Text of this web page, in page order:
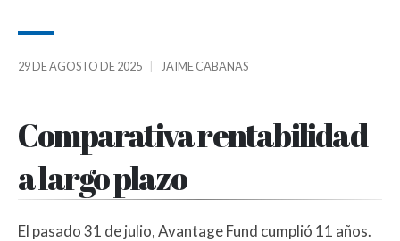
29 DE AGOSTO DE 2025 JAIME CABANAS
Comparativa rentabilidad
a largo plazo
El pasado 31 de julio, Avantage Fund cumplió 11 años.